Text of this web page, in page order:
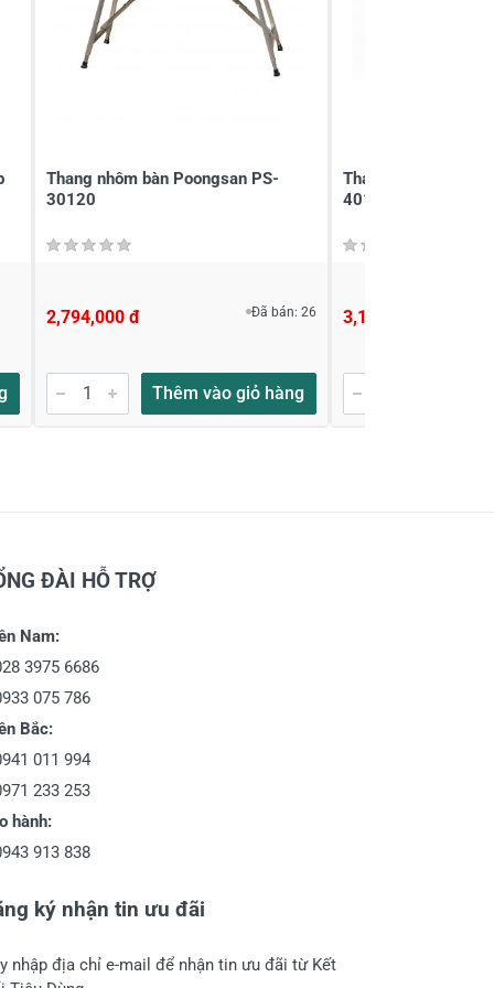
Thang nhôm bàn Poongsan PS-
30120
2,794,000 đ Đã bán: 26
Thêm vào giỏ hàng
Thang nhôm bàn
40120
3,157,000 đ
ĐÀI HỖ TRỢ
Nam:
3975 6686
075 786
Bắc:
011 994
233 253
hành:
913 838
ký nhận tin ưu đãi
nhập địa chỉ e-mail để nhận tin ưu đãi từ Kết